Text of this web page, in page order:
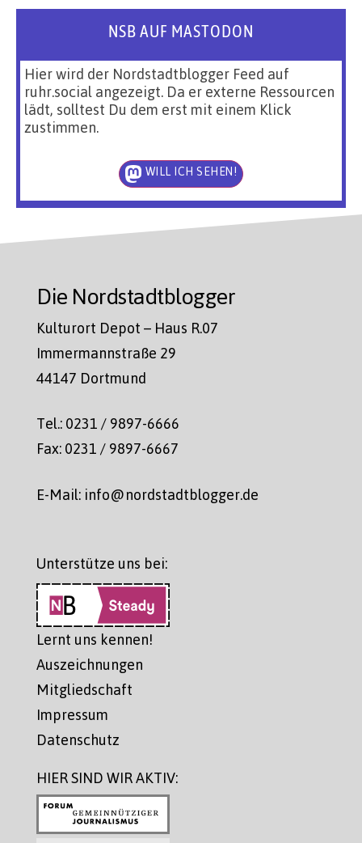
NSB AUF MASTODON
Hier wird der Nordstadtblogger Feed auf
ruhr.social angezeigt. Da er externe Ressourcen
lädt, solltest Du dem erst mit einem Klick
zustimmen.
WILL ICH SEHEN!
Die Nordstadtblogger
Kulturort Depot – Haus R.07
Immermannstraße 29
44147 Dortmund
Tel.: 0231 / 9897-6666
Fax: 0231 / 9897-6667
E-Mail: info@nordstadtblogger.de
Unterstütze uns bei:
Lernt uns kennen!
Auszeichnungen
Mitgliedschaft
Impressum
Datenschutz
HIER SIND WIR AKTIV: